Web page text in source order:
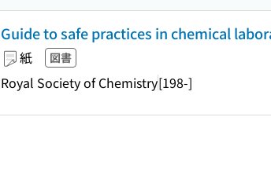
Guide to safe practices in chemical
紙 図書
Royal Society of Chemistry[198-]